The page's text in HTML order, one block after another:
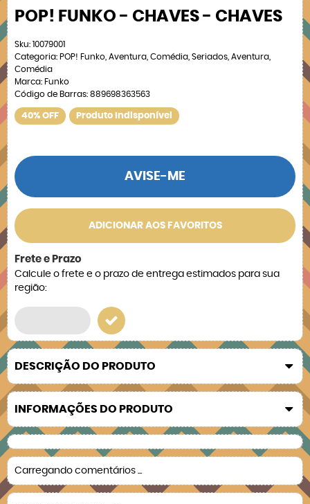
POP! FUNKO - CHAVES - CHAVES
Sku: 10079001
Categoria: POP! Funko Aventura Comédia Seriados Aventura
Comédia
Marca: Funko
Código de Barras: 889698363563
40% OFF Produto Indisponível
AVISE-ME
ADICIONAR AOS FAVORITOS
Frete e Prazo
Calcule o frete e o prazo de entrega estimados para sua
região:
DESCRIÇÃO DO PRODUTO
INFORMAÇÕES DO PRODUTO
Carregando comentários ...